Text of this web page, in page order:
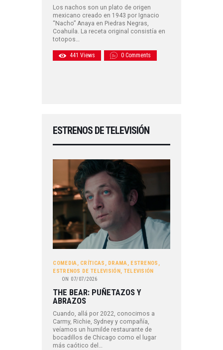
Los nachos son un plato de origen
mexicano creado en 1943 por Ignacio
“Nacho” Anaya en Piedras Negras,
Coahuila. La receta original consistía en
totopos…
441 Views 0 Comments
ESTRENOS DE TELEVISIÓN
COMEDIA, CRÍTICAS , DRAMA, ESTRENOS ,
ESTRENOS DE TELEVISIÓN, TELEVISIÓN
ON 07/07/2026
THE BEAR: PUÑETAZOS Y
ABRAZOS
Cuando, allá por 2022, conocimos a
Carmy, Richie, Sydney y compañía,
veíamos un humilde restaurante de
bocadillos de Chicago como el lugar
más caótico del…